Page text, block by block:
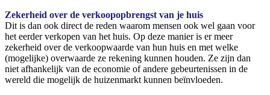
Zekerheid over de verkoopopbrengst van je huis
Dit is dan ook direct de reden waarom mensen ook wel gaan voor
het eerder verkopen van het huis. Op deze manier is er meer
zekerheid over de verkoopwaarde van hun huis en met welke
(mogelijke) overwaarde ze rekening kunnen houden. Ze zijn dan
niet afhankelijk van de economie of andere gebeurtenissen in de
wereld die mogelijk de huizenmarkt kunnen beïnvloeden.